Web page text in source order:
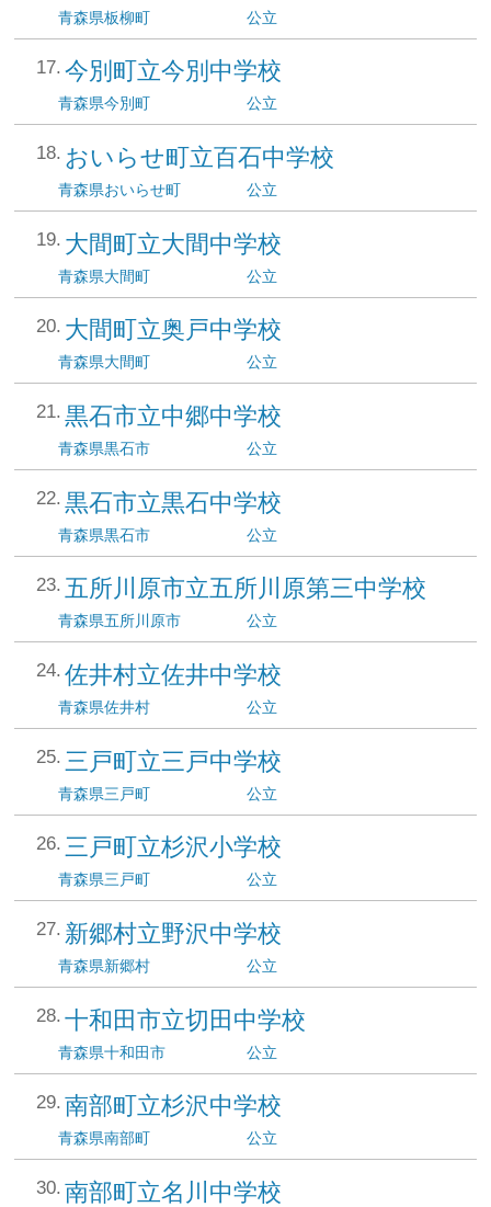
青森県板柳町 公立
今別町立今別中学校
青森県今別町 公立
おいらせ町立百石中学校
青森県おいらせ町 公立
大間町立大間中学校
青森県大間町 公立
大間町立奥戸中学校
青森県大間町 公立
黒石市立中郷中学校
青森県黒石市 公立
黒石市立黒石中学校
青森県黒石市 公立
五所川原市立五所川原第三中学校
青森県五所川原市 公立
佐井村立佐井中学校
青森県佐井村 公立
三戸町立三戸中学校
青森県三戸町 公立
三戸町立杉沢小学校
青森県三戸町 公立
新郷村立野沢中学校
青森県新郷村 公立
十和田市立切田中学校
青森県十和田市 公立
南部町立杉沢中学校
青森県南部町 公立
南部町立名川中学校